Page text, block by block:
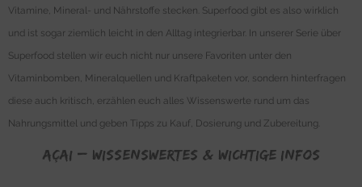
Vitamine, Mineral- und Nährstoffe stecken. Superfood gibt es also wirklich
und ist sogar ziemlich leicht in den Alltag integrierbar. In unserer Serie über
Superfood stellen wir euch nicht nur unsere Favoriten unter den
Vitaminbomben, Mineralquellen und Kraftpaketen vor, sondern hinterfragen
diese auch kritisch, erzählen euch alles Wissenswerte rund um das
Nahrungsmittel und geben Tipps zu Kauf, Dosierung und Zubereitung.
Açai – Wissenswertes & wichtige Infos